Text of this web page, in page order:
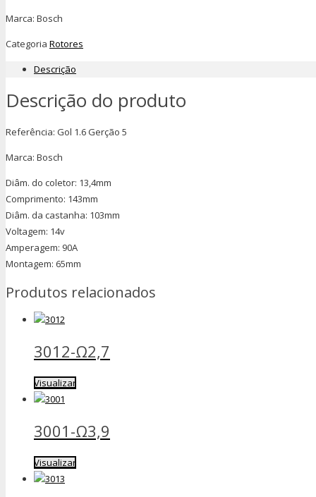
Marca: Bosch
Categoria Rotores
Descrição
Descrição do produto
Referência: Gol 1.6 Gerção 5
Marca: Bosch
Diâm. do coletor: 13,4mm
Comprimento: 143mm
Diâm. da castanha: 103mm
Voltagem: 14v
Amperagem: 90A
Montagem: 65mm
Produtos relacionados
3012-Ω2,7
Visualizar
3001-Ω3,9
Visualizar